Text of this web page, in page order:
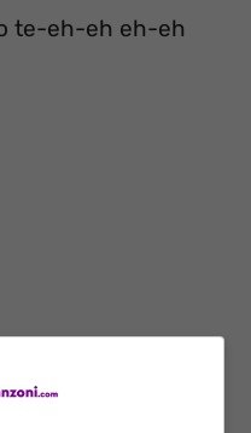
te-eh-eh eh-eh